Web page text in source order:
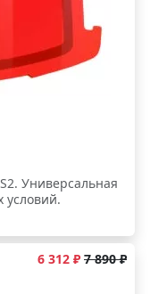
Универсальная
условий.
6 312 ₽ 7 890 ₽